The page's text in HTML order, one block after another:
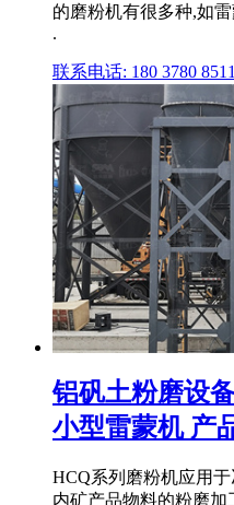
的磨粉机有很多种,如
.
联系电话: 180 3780 8511
铝矾土粉磨设
小型雷蒙机 产
HCQ系列磨粉机应用
内矿产品物料的粉磨